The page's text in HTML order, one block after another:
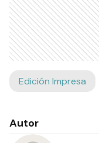
Edición Impresa
Autor